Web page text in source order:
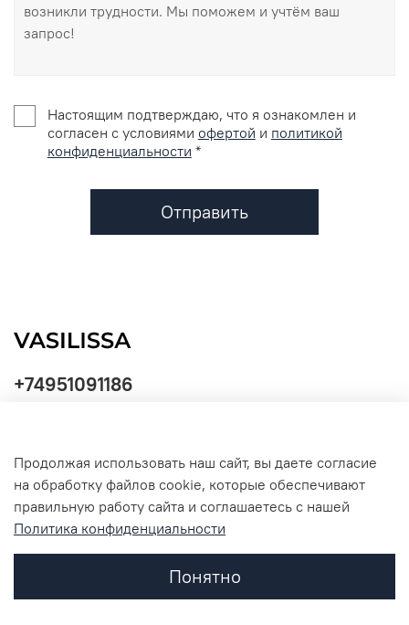
Настоящим подтверждаю, что я ознакомлен и
согласен с условиями офертой и политикой
конфиденциальности *
Отправить
+74951091186
Продолжая использовать наш сайт, вы даете согласие
на обработку файлов cookie, которые обеспечивают
правильную работу сайта и соглашаетесь с нашей
Политика конфиденциальности
Понятно
обработки